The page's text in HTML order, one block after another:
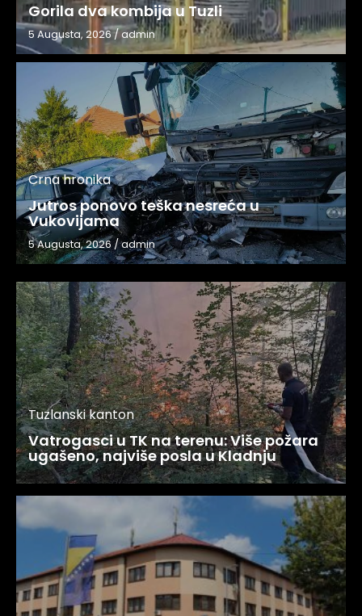
Gorila dva kombija u Tuzli
5 Augusta, 2026/admin
Crna hronika
Jutros ponovo teška nesreća u
Vukovijama
5 Augusta, 2026/admin
Tuzlanski kanton
Vatrogasci u TK na terenu: Više požara
ugašeno, najviše posla u Kladnju